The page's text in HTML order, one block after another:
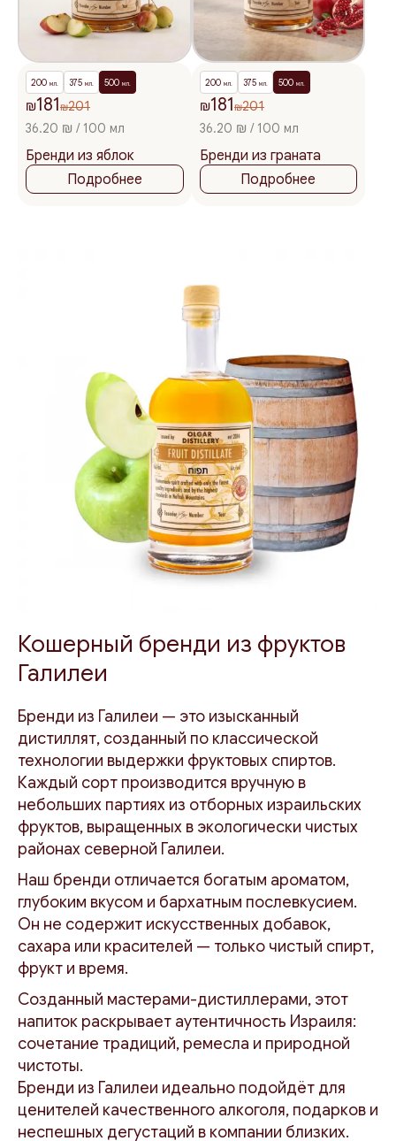
500 мл.
200 мл. 375 мл.
₪181₪201
36.20 ₪ / 100 мл
Бренди из яблок
Подробнее
500 мл.
200 мл. 375 мл.
₪181₪201
36.20 ₪ / 100 мл
Бренди из граната
Подробнее
Кошерный бренди из фруктов
Галилеи
Бренди из Галилеи — это изысканный
дистиллят, созданный по классической
технологии выдержки фруктовых спиртов.
Каждый сорт производится вручную в
небольших партиях из отборных израильских
фруктов, выращенных в экологически чистых
районах северной Галилеи.
Наш бренди отличается богатым ароматом,
глубоким вкусом и бархатным послевкусием.
Он не содержит искусственных добавок,
сахара или красителей — только чистый спирт,
фрукт и время.
Созданный мастерами-дистиллерами, этот
напиток раскрывает аутентичность Израиля:
сочетание традиций, ремесла и природной
чистоты.
Бренди из Галилеи идеально подойдёт для
ценителей качественного алкоголя, подарков и
неспешных дегустаций в компании близких.